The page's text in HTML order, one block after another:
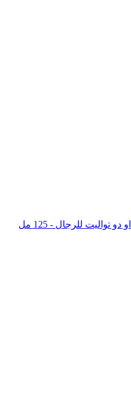
للرجال - 125 مل